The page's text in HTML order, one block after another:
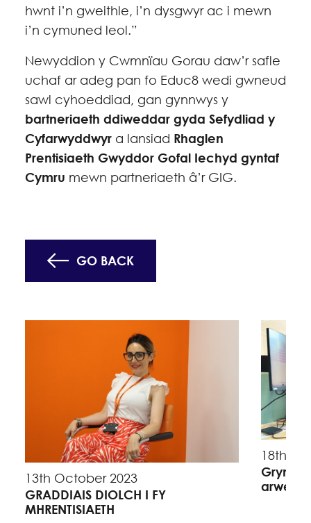
hwnt i’n gweithle, i’n dysgwyr ac i mewn
i’n cymuned leol.”
Newyddion y Cwmnïau Gorau daw’r safle
uchaf ar adeg pan fo Educ8 wedi gwneud
sawl cyhoeddiad, gan gynnwys y
bartneriaeth ddiweddar gyda Sefydliad y
Cyfarwyddwyr a lansiad Rhaglen
Prentisiaeth Gwyddor Gofal Iechyd gyntaf
Cymru mewn partneriaeth â’r GIG.
GO BACK
13th October 2023
GRADDIAIS DIOLCH I FY
MHRENTISIAETH
18th